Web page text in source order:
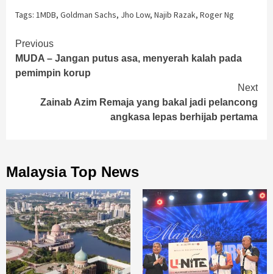
Tags: 1MDB, Goldman Sachs, Jho Low, Najib Razak, Roger Ng
Continue
Reading
Previous
MUDA – Jangan putus asa, menyerah kalah pada
pemimpin korup
Next
Zainab Azim Remaja yang bakal jadi pelancong
angkasa lepas berhijab pertama
Malaysia Top News